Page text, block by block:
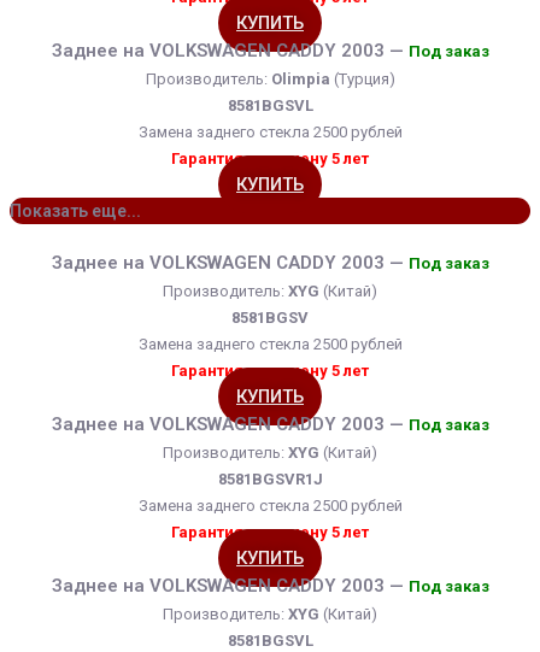
КУПИТЬ
Заднее на VOLKSWAGEN CADDY 2003 — Под заказ
Производитель: Olimpia (Турция)
8581BGSVL
Замена заднего стекла 2500 рублей
Гарантия на замену 5 лет
КУПИТЬ
Показать еще...
Заднее на VOLKSWAGEN CADDY 2003 — Под заказ
Производитель: XYG (Китай)
8581BGSV
Замена заднего стекла 2500 рублей
Гарантия на замену 5 лет
КУПИТЬ
Заднее на VOLKSWAGEN CADDY 2003 — Под заказ
Производитель: XYG (Китай)
8581BGSVR1J
Замена заднего стекла 2500 рублей
Гарантия на замену 5 лет
КУПИТЬ
Заднее на VOLKSWAGEN CADDY 2003 — Под заказ
Производитель: XYG (Китай)
8581BGSVL